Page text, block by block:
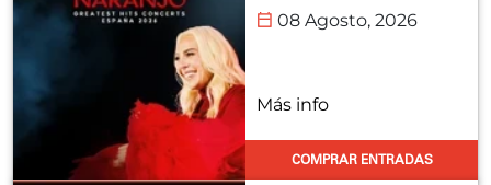
08 Agosto, 2026
Más info
COMPRAR ENTRADAS